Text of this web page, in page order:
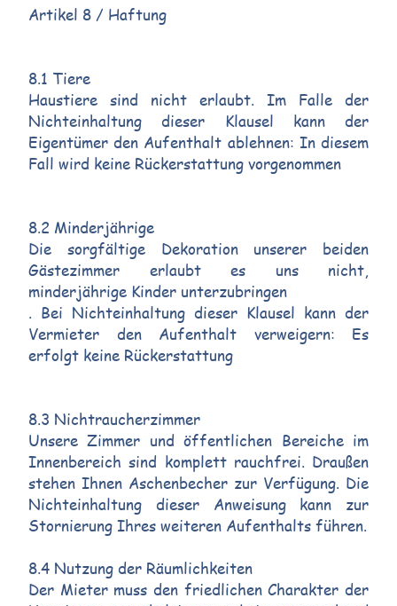
Artikel 8 / Haftung
8.1 Tiere
Haustiere sind nicht erlaubt. Im Falle der
Nichteinhaltung dieser Klausel kann der
Eigentümer den Aufenthalt ablehnen: In diesem
Fall wird keine Rückerstattung vorgenommen
8.2 Minderjährige
Die sorgfältige Dekoration unserer beiden
Gästezimmer erlaubt es uns nicht,
minderjährige Kinder unterzubringen
. Bei Nichteinhaltung dieser Klausel kann der
Vermieter den Aufenthalt verweigern: Es
erfolgt keine Rückerstattung
8.3 Nichtraucherzimmer
Unsere Zimmer und öffentlichen Bereiche im
Innenbereich sind komplett rauchfrei. Draußen
stehen Ihnen Aschenbecher zur Verfügung. Die
Nichteinhaltung dieser Anweisung kann zur
Stornierung Ihres weiteren Aufenthalts führen.
8.4 Nutzung der Räumlichkeiten
Der Mieter muss den friedlichen Charakter der